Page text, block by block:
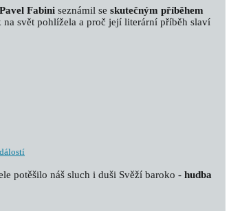
Pavel Fabini seznámil se skutečným příběhem
svět pohlížela a proč její literární příběh slaví
potěšilo náš sluch i duši Svěží baroko - hudba